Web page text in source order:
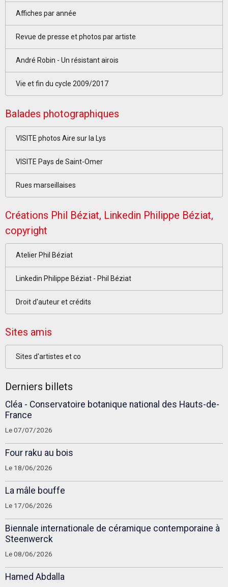
Affiches par année
Revue de presse et photos par artiste
André Robin - Un résistant airois
Vie et fin du cycle 2009/2017
Balades photographiques
VISITE photos Aire sur la Lys
VISITE Pays de Saint-Omer
Rues marseillaises
Créations Phil Béziat, Linkedin Philippe Béziat,
copyright
Atelier Phil Béziat
Linkedin Philippe Béziat - Phil Béziat
Droit d'auteur et crédits
Sites amis
Sites d'artistes et co
Derniers billets
Cléa - Conservatoire botanique national des Hauts-de-
France
Le 07/07/2026
Four raku au bois
Le 18/06/2026
La mâle bouffe
Le 17/06/2026
Biennale internationale de céramique contemporaine à
Steenwerck
Le 08/06/2026
Hamed Abdalla